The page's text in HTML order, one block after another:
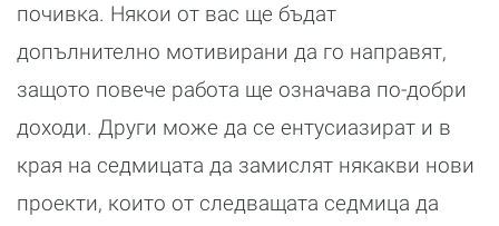
почивка. Някои от вас ще бъдат
допълнително мотивирани да го направят,
защото повече работа ще означава по-добри
доходи. Други може да се ентусиазират и в
края на седмицата да замислят някакви нови
проекти, които от следващата седмица да